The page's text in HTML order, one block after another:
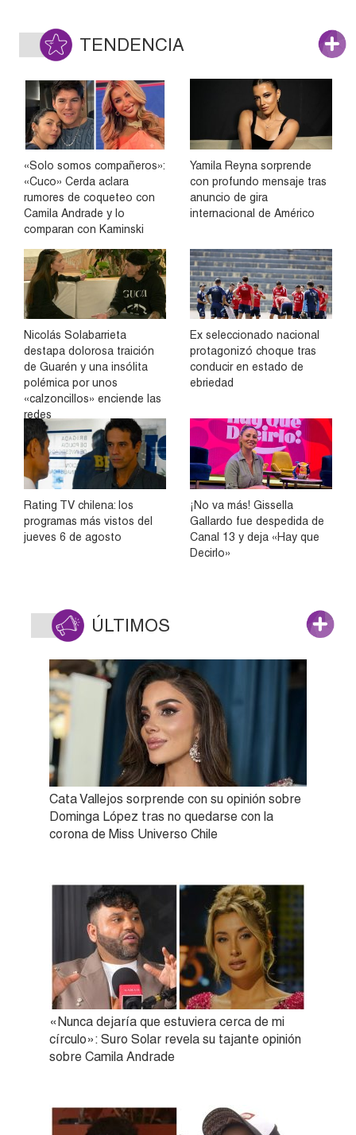
TENDENCIA
«Solo somos compañeros»:
«Cuco» Cerda aclara
rumores de coqueteo con
Camila Andrade y lo
comparan con Kaminski
Yamila Reyna sorprende
con profundo mensaje tras
anuncio de gira
internacional de Américo
Nicolás Solabarrieta
destapa dolorosa traición
de Guarén y una insólita
polémica por unos
«calzoncillos» enciende las
redes
Ex seleccionado nacional
protagonizó choque tras
conducir en estado de
ebriedad
Rating TV chilena: los
programas más vistos del
jueves 6 de agosto
¡No va más! Gissella
Gallardo fue despedida de
Canal 13 y deja «Hay que
Decirlo»
ÚLTIMOS
Cata Vallejos sorprende con su opinión sobre
Dominga López tras no quedarse con la
corona de Miss Universo Chile
«Nunca dejaría que estuviera cerca de mi
círculo»: Suro Solar revela su tajante opinión
sobre Camila Andrade